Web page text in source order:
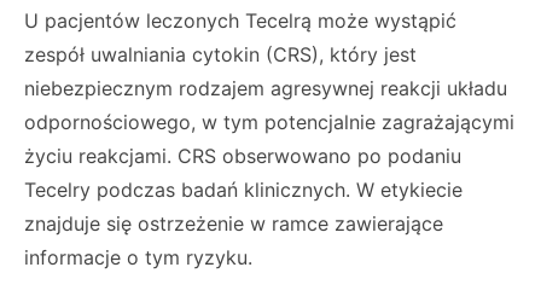
U pacjentów leczonych Tecelrą może wystąpić
zespół uwalniania cytokin (CRS), który jest
niebezpiecznym rodzajem agresywnej reakcji układu
odpornościowego, w tym potencjalnie zagrażającymi
życiu reakcjami. CRS obserwowano po podaniu
Tecelry podczas badań klinicznych. W etykiecie
znajduje się ostrzeżenie w ramce zawierające
informacje o tym ryzyku.